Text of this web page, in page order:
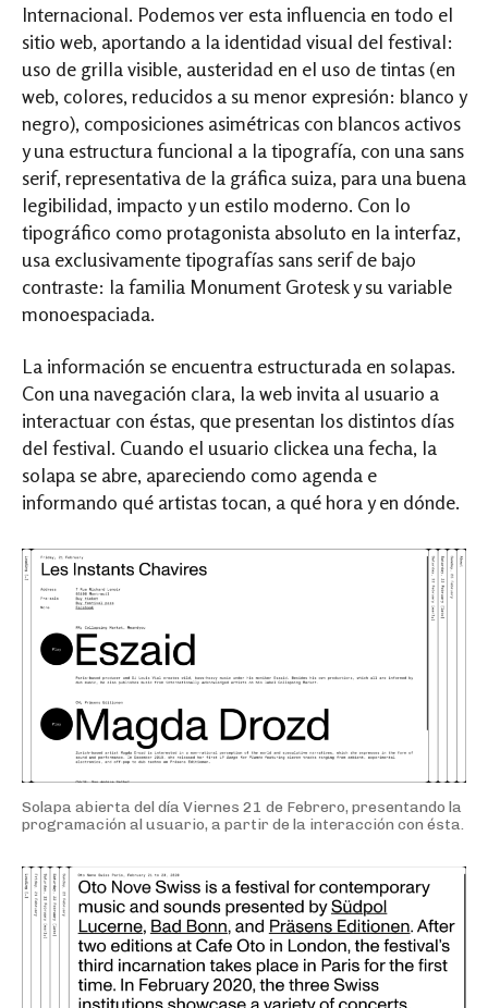
Internacional. Podemos ver esta influencia en todo el
sitio web, aportando a la identidad visual del festival:
uso de grilla visible, austeridad en el uso de tintas (en
web, colores, reducidos a su menor expresión: blanco y
negro), composiciones asimétricas con blancos activos
y una estructura funcional a la tipografía, con una sans
serif, representativa de la gráfica suiza, para una buena
legibilidad, impacto y un estilo moderno. Con lo
tipográfico como protagonista absoluto en la interfaz,
usa exclusivamente tipografías sans serif de bajo
contraste: la familia Monument Grotesk y su variable
monoespaciada.
La información se encuentra estructurada en solapas.
Con una navegación clara, la web invita al usuario a
interactuar con éstas, que presentan los distintos días
del festival. Cuando el usuario clickea una fecha, la
solapa se abre, apareciendo como agenda e
informando qué artistas tocan, a qué hora y en dónde.
Solapa abierta del día Viernes 21 de Febrero, presentando la
programación al usuario, a partir de la interacción con ésta.